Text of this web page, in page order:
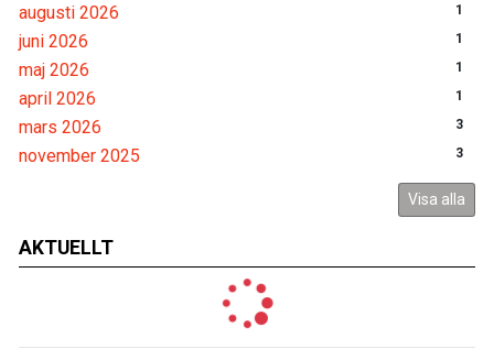
augusti 2026 1
juni 2026 1
maj 2026 1
april 2026 1
mars 2026 3
november 2025 3
Visa alla
AKTUELLT